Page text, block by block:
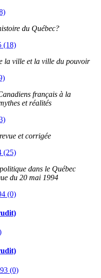
du Québec?
(18)
la ville et la ville du pouvoir
français à la
et réalités
et corrigée
(25)
dans le Québec
du 20 mai 1994
(0)
(0)